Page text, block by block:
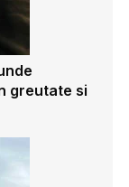
greutate si